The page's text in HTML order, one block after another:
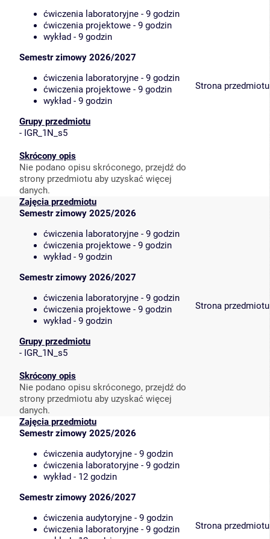
ćwiczenia laboratoryjne - 9 godzin
ćwiczenia projektowe - 9 godzin
wykład - 9 godzin
Semestr zimowy 2026/2027
ćwiczenia laboratoryjne - 9 godzin
ćwiczenia projektowe - 9 godzin
wykład - 9 godzin
Grupy przedmiotu
- IGR_1N_s5
Skrócony opis
Nie podano opisu skróconego, przejdź do
strony przedmiotu aby uzyskać więcej
danych.
Strona przedmiotu
Zajęcia przedmiotu
Semestr zimowy 2025/2026
ćwiczenia laboratoryjne - 9 godzin
ćwiczenia projektowe - 9 godzin
wykład - 9 godzin
Semestr zimowy 2026/2027
ćwiczenia laboratoryjne - 9 godzin
ćwiczenia projektowe - 9 godzin
wykład - 9 godzin
Grupy przedmiotu
- IGR_1N_s5
Skrócony opis
Nie podano opisu skróconego, przejdź do
strony przedmiotu aby uzyskać więcej
danych.
Strona przedmiotu
Zajęcia przedmiotu
Semestr zimowy 2025/2026
ćwiczenia audytoryjne - 9 godzin
ćwiczenia laboratoryjne - 9 godzin
wykład - 12 godzin
Semestr zimowy 2026/2027
ćwiczenia audytoryjne - 9 godzin
ćwiczenia laboratoryjne - 9 godzin
Strona przedmiotu